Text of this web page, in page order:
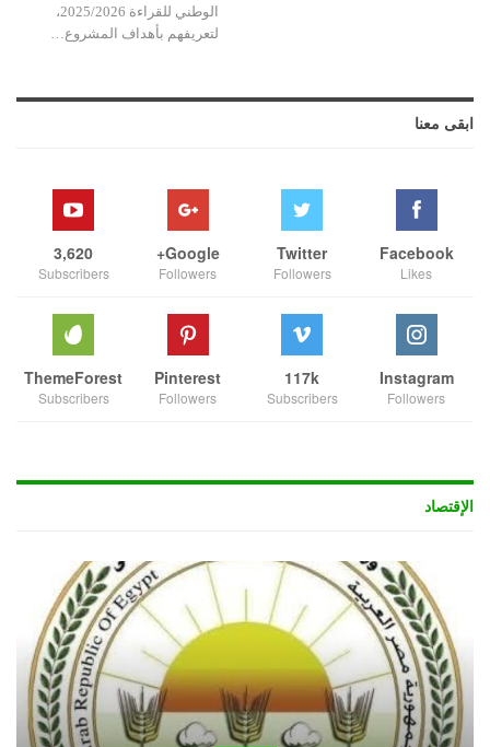
الوطني للقراءة 2025/2026،
لتعريفهم بأهداف المشروع…
ابقى معنا
Facebook
Likes
Twitter
Followers
Google+
Followers
3,620
Subscribers
Instagram
Followers
117k
Subscribers
Pinterest
Followers
ThemeForest
Subscribers
الإقتصاد